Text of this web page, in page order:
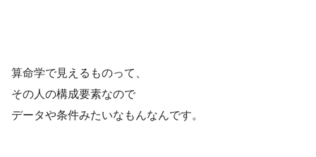
算命学で見えるものって、
その人の構成要素なので
データや条件みたいなもんなんです。